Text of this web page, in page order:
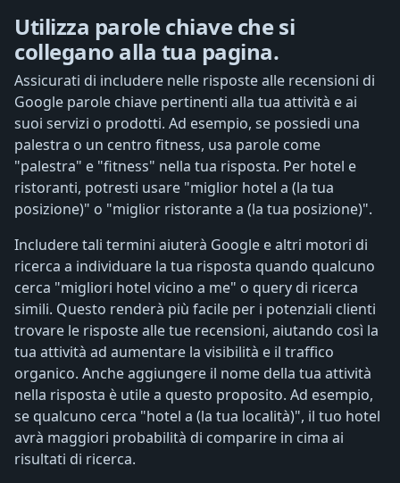
Utilizza parole chiave che si
collegano alla tua pagina.
Assicurati di includere nelle risposte alle recensioni di
Google parole chiave pertinenti alla tua attività e ai
suoi servizi o prodotti. Ad esempio, se possiedi una
palestra o un centro fitness, usa parole come
"palestra" e "fitness" nella tua risposta. Per hotel e
ristoranti, potresti usare "miglior hotel a (la tua
posizione)" o "miglior ristorante a (la tua posizione)".
Includere tali termini aiuterà Google e altri motori di
ricerca a individuare la tua risposta quando qualcuno
cerca "migliori hotel vicino a me" o query di ricerca
simili. Questo renderà più facile per i potenziali clienti
trovare le risposte alle tue recensioni, aiutando così la
tua attività ad aumentare la visibilità e il traffico
organico. Anche aggiungere il nome della tua attività
nella risposta è utile a questo proposito. Ad esempio,
se qualcuno cerca "hotel a (la tua località)", il tuo hotel
avrà maggiori probabilità di comparire in cima ai
risultati di ricerca.